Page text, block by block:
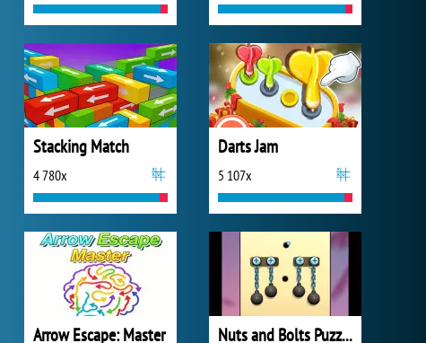
Stacking Match
4 780x
Darts Jam
5 107x
Arrow Escape: Master Nuts and Bolts Puzzle